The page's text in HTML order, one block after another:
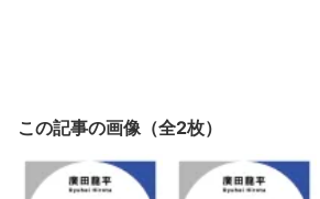
この記事の画像（全2枚）